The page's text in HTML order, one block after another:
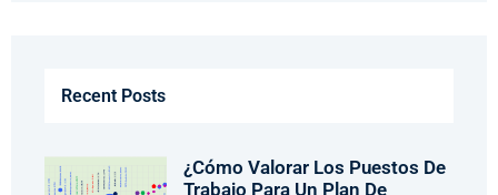
Recent Posts
¿Cómo Valorar Los Puestos De
Trabajo Para Un Plan De